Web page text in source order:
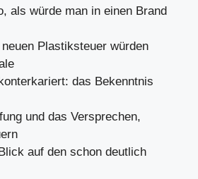
als würde man in einen Brand
Plastiksteuer würden
das Bekenntnis
und das Versprechen,
auf den schon deutlich